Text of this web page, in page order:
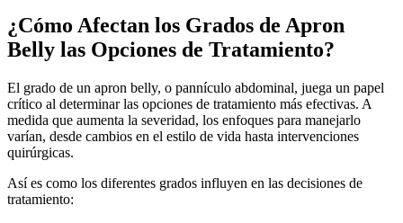
¿Cómo Afectan los Grados de Apron
Belly las Opciones de Tratamiento?
El grado de un apron belly, o pannículo abdominal, juega un papel
crítico al determinar las opciones de tratamiento más efectivas. A
medida que aumenta la severidad, los enfoques para manejarlo
varían, desde cambios en el estilo de vida hasta intervenciones
quirúrgicas.
Así es como los diferentes grados influyen en las decisiones de
tratamiento: